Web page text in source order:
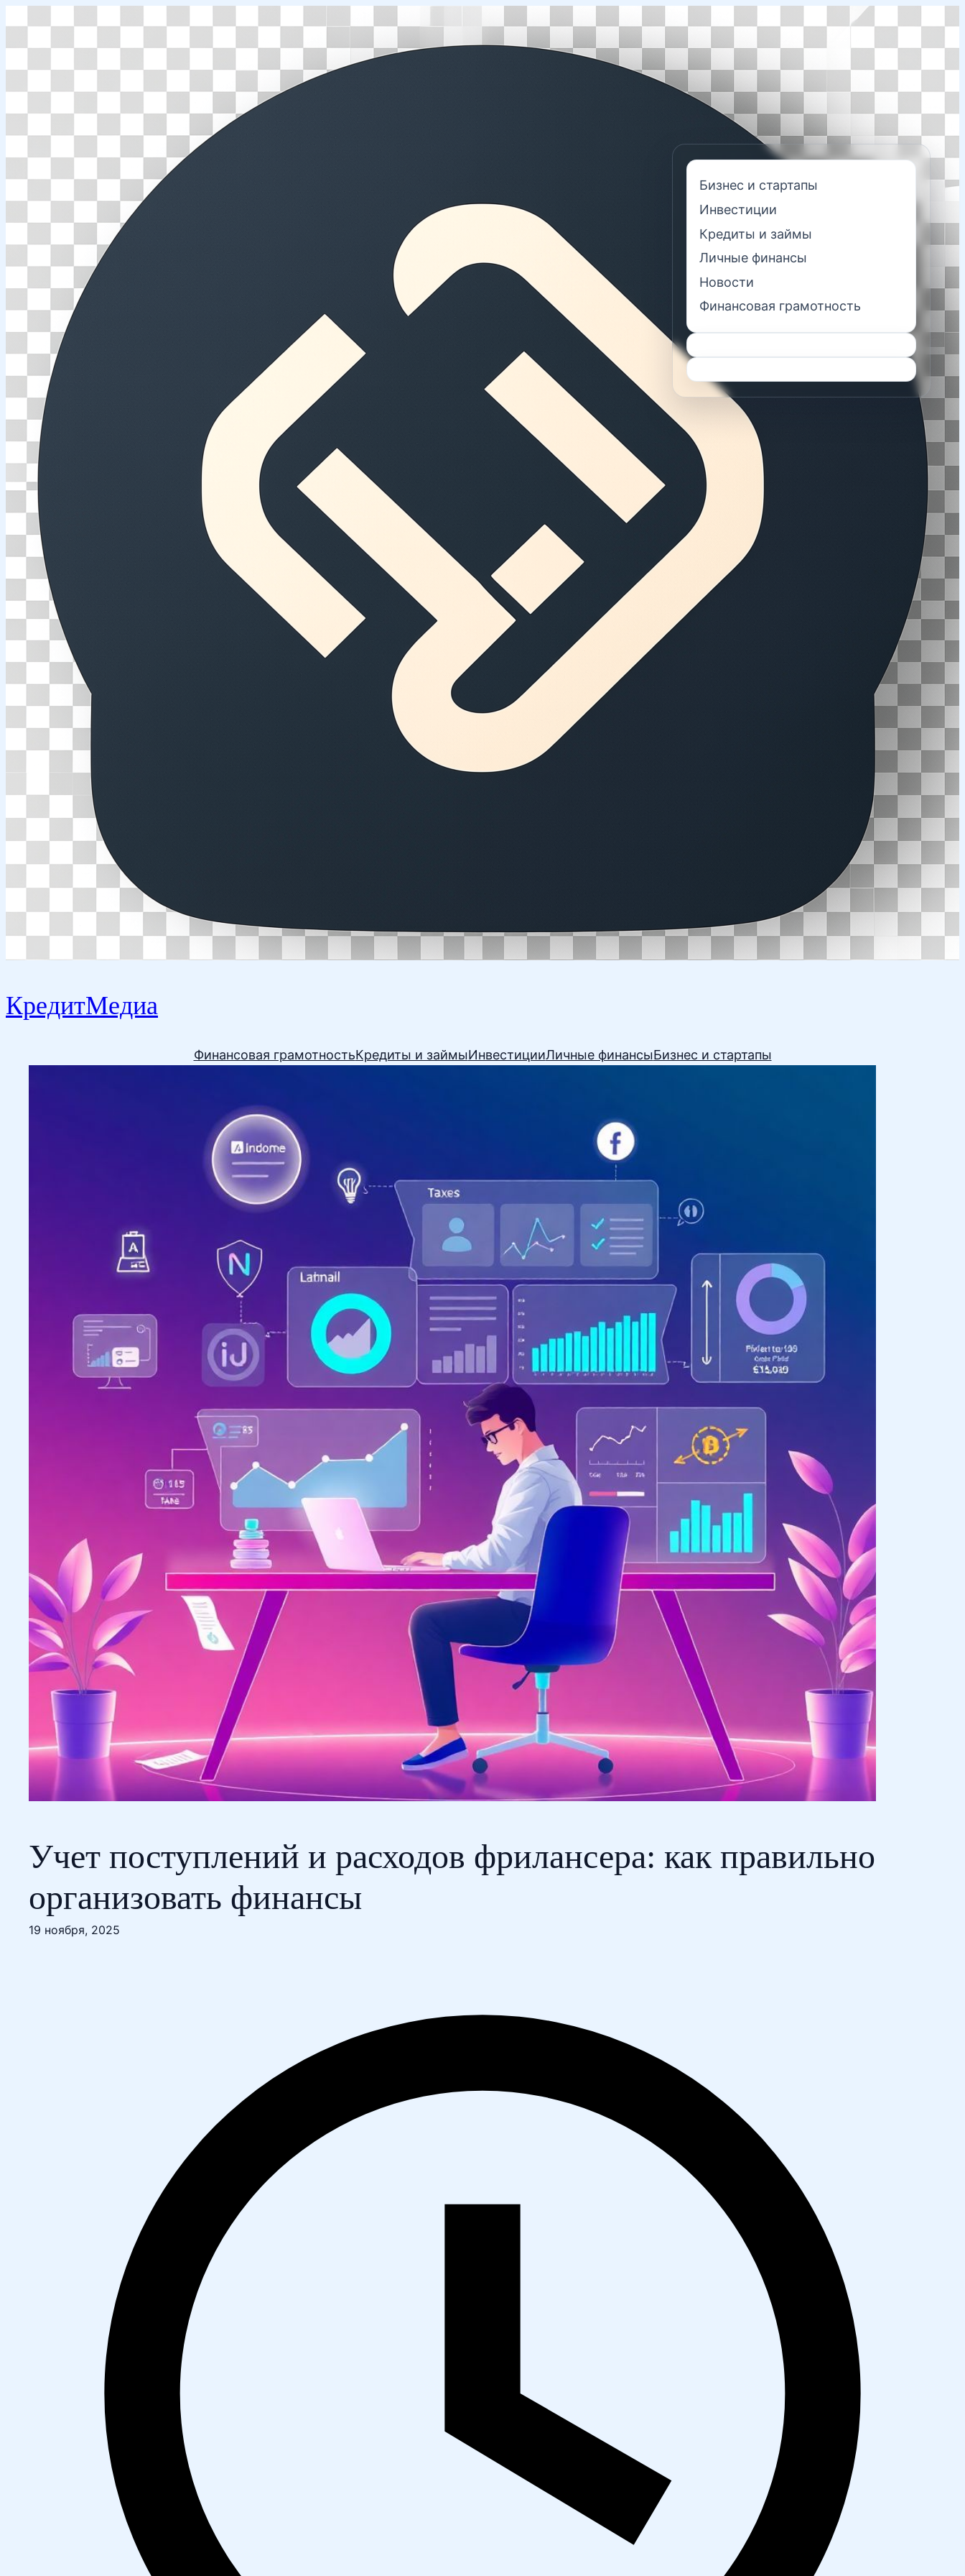
КредитМедиа
Финансовая грамотностьКредиты и займыИнвестицииЛичные финансыБизнес и стартапы
Учет поступлений и расходов фрилансера: как правильно
организовать финансы
19 ноября, 2025
Бизнес и стартапы
Инвестиции
Кредиты и займы
Личные финансы
Новости
Финансовая грамотность